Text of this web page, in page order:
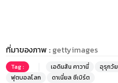
ที่มาของภาพ : gettyimages
Tag : เอดินสัน คาวานี่ อุรุกวัย
ฟุตบอลโลก
ดาเนี่ยล ซีเบิร์ต